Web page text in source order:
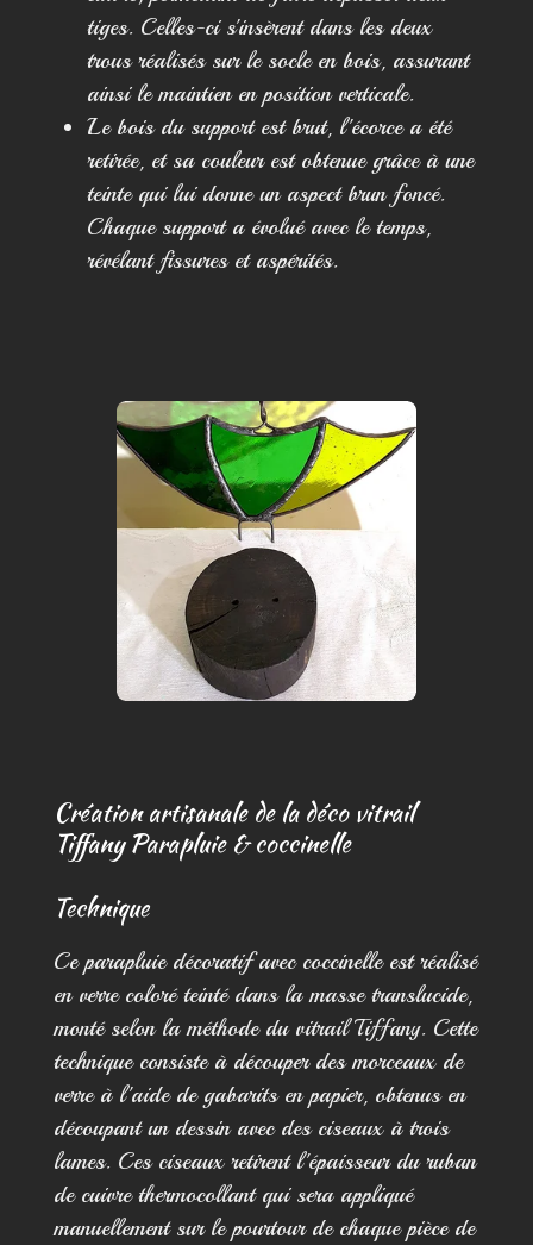
tiges. Celles-ci s'insèrent dans les deux
trous réalisés sur le socle en bois, assurant
ainsi le maintien en position verticale.
Le bois du support est brut, l'écorce a été
retirée, et sa couleur est obtenue grâce à une
teinte qui lui donne un aspect brun foncé.
Chaque support a évolué avec le temps,
révélant fissures et aspérités.
Création artisanale de la déco vitrail
Tiffany Parapluie & coccinelle
Technique
Ce parapluie décoratif avec coccinelle est réalisé
en verre coloré teinté dans la masse translucide,
monté selon la méthode du vitrail Tiffany. Cette
technique consiste à découper des morceaux de
verre à l'aide de gabarits en papier, obtenus en
découpant un dessin avec des ciseaux à trois
lames. Ces ciseaux retirent l'épaisseur du ruban
de cuivre thermocollant qui sera appliqué
manuellement sur le pourtour de chaque pièce de